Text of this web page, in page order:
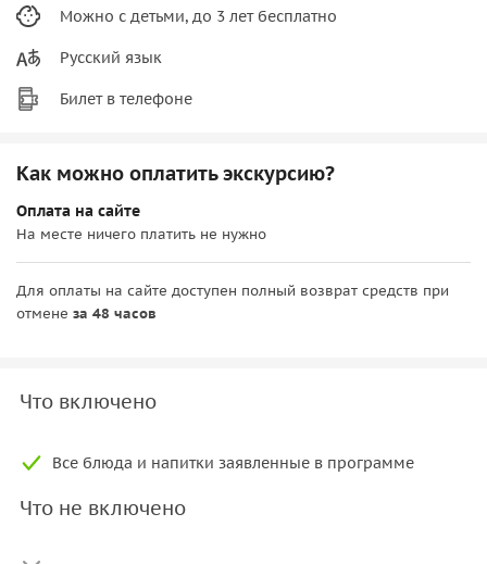
Можно с детьми, до 3 лет бесплатно
Русский язык
Билет в телефоне
Как можно оплатить экскурсию?
Оплата на сайте
На месте ничего платить не нужно
Для оплаты на сайте доступен полный возврат средств при
отмене за 48 часов
Что включено
Все блюда и напитки заявленные в программе
Что не включено